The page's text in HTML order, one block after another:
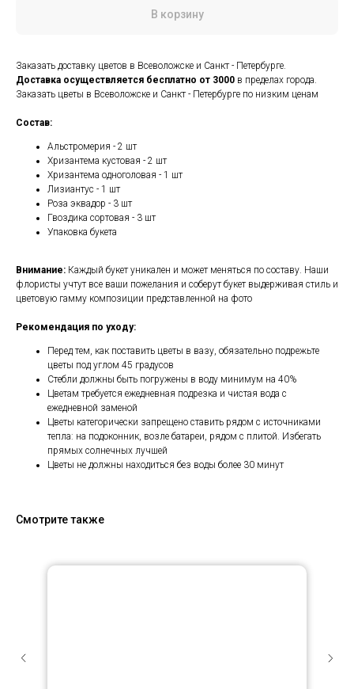
В корзину
Заказать доставку цветов в Всеволожске и Санкт - Петербурге.
Доставка осуществляется бесплатно от 3000 в пределах города.
Заказать цветы в Всеволожске и Санкт - Петербурге по низким ценам
Состав:
Альстромерия - 2 шт
Хризантема кустовая - 2 шт
Хризантема одноголовая - 1 шт
Лизиантус - 1 шт
Роза эквадор - 3 шт
Гвоздика сортовая - 3 шт
Упаковка букета
Внимание: Каждый букет уникален и может меняться по составу. Наши
флористы учтут все ваши пожелания и соберут букет выдерживая стиль и
цветовую гамму композиции представленной на фото
Рекомендация по уходу:
Перед тем, как поставить цветы в вазу, обязательно подрежьте
цветы под углом 45 градусов
Стебли должны быть погружены в воду минимум на 40%
Цветам требуется ежедневная подрезка и чистая вода с
ежедневной заменой
Цветы категорически запрещено ставить рядом с источниками
тепла: на подоконник, возле батареи, рядом с плитой. Избегать
прямых солнечных лучшей
Цветы не должны находиться без воды более 30 минут
Смотрите также